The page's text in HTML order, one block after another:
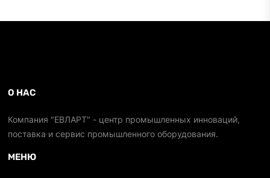
О НАС
Компания "ЕВЛАРТ" - центр промышленных инноваций,
поставка и сервис промышленного оборудования.
МЕНЮ